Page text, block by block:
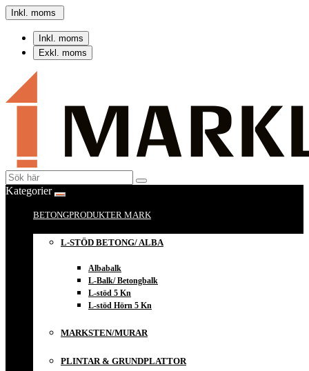
Inkl. moms
Inkl. moms
Exkl. moms
Kategorier
BETONGPRODUKTER MARK
L-STÖD BETONG/ ALBA
Albabalk
L-Balk/ Betongbalk
L-stöd 5 Kn
L-stöd Hörn 5 Kn
MARKSTEN/MURAR
PLINTAR & GRUNDPLATTOR